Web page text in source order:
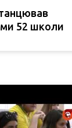
52 школи